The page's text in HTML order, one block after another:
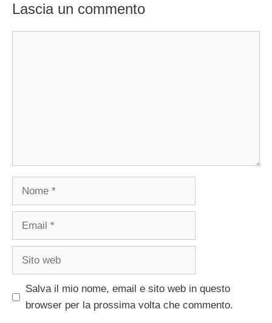
Lascia un commento
Nome
Email
Sito
Salva il mio nome, email e sito web in questo
browser per la prossima volta che commento.